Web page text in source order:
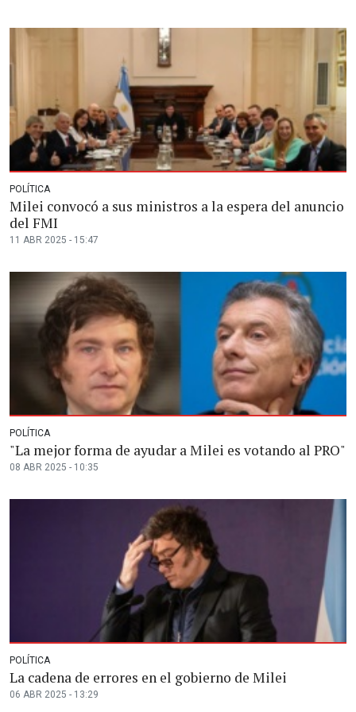
POLÍTICA
Milei convocó a sus ministros a la espera del anuncio
del FMI
11 ABR 2025 - 15:47
POLÍTICA
"La mejor forma de ayudar a Milei es votando al PRO"
08 ABR 2025 - 10:35
POLÍTICA
La cadena de errores en el gobierno de Milei
06 ABR 2025 - 13:29